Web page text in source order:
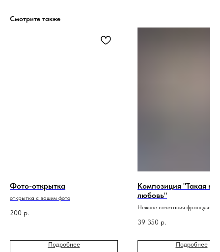
Смотрите также
Фото-открытка
открытка с вашим фото
200 р.
Подробнее
Композиция "Такая
любовь"
Нежное сочетания
39 350 р.
Подробнее